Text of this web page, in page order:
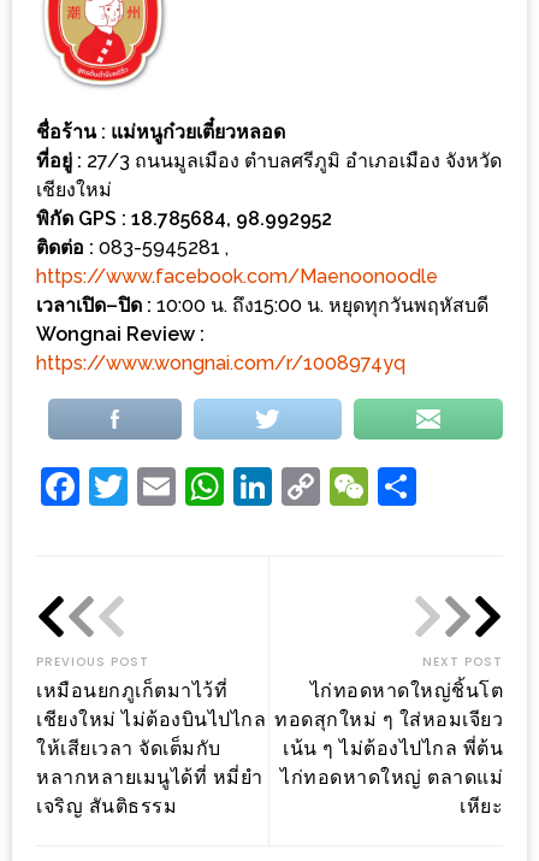
คอน
โด
นิม)
เชียงใหม่
ส่วนลด
พิเศษ
ร้าน
อาหาร
ใน
หนาว
นัก
ใช่
ไหม?
ผิง
ไฟ
อุ่นๆ
ปิ้ง
มาร์ช
เมล
โล่
ชื่อร้าน: แม่หนูก๋วยเตี๋ยวหลอด
ที่อยู่ : 27/3 ถนนมูลเมือง ตำบลศรีภูมิ อำเภอเมือง จังหวัด
เชียงใหม่
พิกัด GPS : 18.785684, 98.992952
ติดต่อ : 083-5945281 ,
https://www.facebook.com/Maenoonoodle
เวลาเปิด–ปิด : 10:00 น. ถึง15:00 น. หยุดทุกวันพฤหัสบดี
Wongnai Review :
https://www.wongnai.com/r/1008974yq
Facebook
Twitter
EmailWhatsApp
LinkedIn
CopyWeChat
PREVIOUS POST
เหมือนยกภูเก็ตมาไว้ที่
เชียงใหม่ ไม่ต้องบินไปไกล
ให้เสียเวลา จัดเต็มกับ
หลากหลายเมนูได้ที่ หมี่ยำ
เจริญ สันติธรรม
NEXT POST
ไก่ทอดหาดใหญ่ชิ้นโต
ทอดสุกใหม่ ๆ ใส่หอมเจียว
เน้น ๆ ไม่ต้องไปไกล พี่ต้น
ไก่ทอดหาดใหญ่ ตลาดแม่
เหียะ